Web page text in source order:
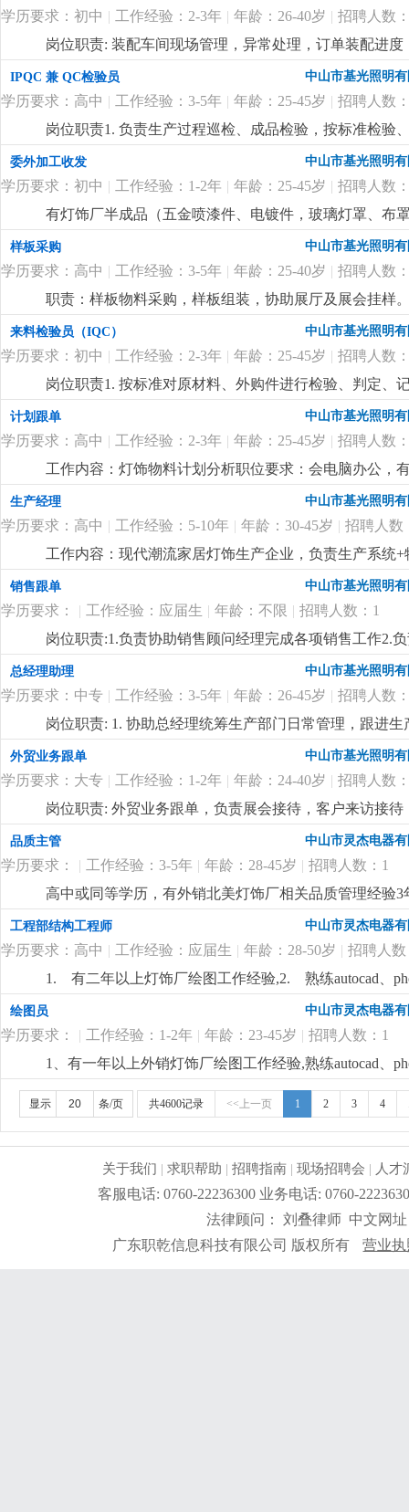
学历要求：初中 | 工作经验：2-3年 | 年龄：26-40岁 | 招聘人数
岗位职责: 装配车间现场管理，异常处理，订单装配进
饰厂管理经验。更详细...
IPQC 兼 QC检验员 中山市基光照明
学历要求：高中 | 工作经验：3-5年 | 年龄：25-45岁 | 招聘人数
岗位职责1. 负责生产过程巡检、成品检验，按标准检验
生产。3. 监督规范操作、现场5s，预防批量不良。4. 跟
维护量具，确保数据可追溯。岗位要求1. 高中及以上学
工艺和检验要求。3. 细心负责、有原则，沟通和执行力
委外加工收发 中山市基光照明
学历要求：初中 | 工作经验：1-2年 | 年龄：25-45岁 | 招聘人数
有灯饰厂半成品（五金喷漆件、电镀件，玻璃灯罩、布
工工艺，清点数量，开单委外，按单收货，要求会用电
样板采购 中山市基光照明
学历要求：高中 | 工作经验：3-5年 | 年龄：25-40岁 | 招聘人数
职责：样板物料采购，样板组装，协助展厅及展会挂样
购，能看懂配件图纸，有工程部打样配件采购经验。更
来料检验员（IQC） 中山市基光照明
学历要求：初中 | 工作经验：2-3年 | 年龄：25-45岁 | 招聘人数
岗位职责1. 按标准对原材料、外购件进行检验、判定、
检验量具，保证正常使用。4. 反馈来料异常，协助供应
以上学历，有工厂检验经验优先。2. 会使用卡尺等量具
简单电脑操作，如实填写记录。更详细...
计划跟单 中山市基光照明
学历要求：高中 | 工作经验：2-3年 | 年龄：25-45岁 | 招聘人数
工作内容：灯饰物料计划分析职位要求：会电脑办公，
艺流程，懂mc物料分析，能看懂bom表和cad配件图。
回双程车费报销
生产经理 中山市基光照明
学历要求：高中 | 工作经验：5-10年 | 年龄：30-45岁 | 招聘人数
工作内容：现代潮流家居灯饰生产企业，负责生产系统
产管理和物料管理，懂现代潮流设计款灯饰的生产工艺
性。
销售跟单 中山市基光照明
学历要求： | 工作经验：应届生 | 年龄：不限 | 招聘人数：1
岗位职责:1.负责协助销售顾问经理完成各项销售工作2.
做好市场相关的各项业务事宜岗位要求:1.初中及以上学
心，做事细心，有上进心4.具有较强的沟通协调能力，
详细 ...
总经理助理 中山市基光照明
学历要求：中专 | 工作经验：3-5年 | 年龄：26-45岁 | 招聘人数
岗位职责: 1. 协助总经理统筹生产部门日常管理，跟进
2. 负责公司人事基础工作：员工招聘、入职离职、考勤
公司指令，整理生产报表、会议纪要，跟进各项工作督
位要求:1.有工厂工作经验，懂生产管理或做过人事/行
顺畅，服从管理，能长期稳定做。岗位待遇与福利：面
外贸业务跟单 中山市基光照明
学历要求：大专 | 工作经验：1-2年 | 年龄：24-40岁 | 招聘人数
岗位职责: 外贸业务跟单，负责展会接待，客户来访接
级，能基本交流。有类似灯饰企业工作经验。岗位待遇
品质主管 中山市灵杰电器
学历要求： | 工作经验：3-5年 | 年龄：28-45岁 | 招聘人数：1
高中或同等学历，有外销北美灯饰厂相关品质管理经验
工程部结构工程师 中山市灵杰电器
学历要求：高中 | 工作经验：应届生 | 年龄：28-50岁 | 招聘人数
1. 有二年以上灯饰厂绘图工作经验,2. 熟练autocad、
作经验优先.更详细...
绘图员 中山市灵杰电器
学历要求： | 工作经验：1-2年 | 年龄：23-45岁 | 招聘人数：1
1、有一年以上外销灯饰厂绘图工作经验,熟练autocad、
优先.更详细...
显示 条/页 共4600记录 <<上一页 1 2 3 4
关于我们 |求职帮助 |招聘指南 |现场招聘会 | 人才
客服电话: 0760-22236300 业务电话: 0760-
法律顾问： 刘叠律师 中文网
广东职乾信息科技有限公司 版权所有
营业